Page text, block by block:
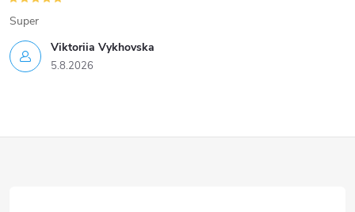
Viktoriia Vykhovska
5.8.2026
Super